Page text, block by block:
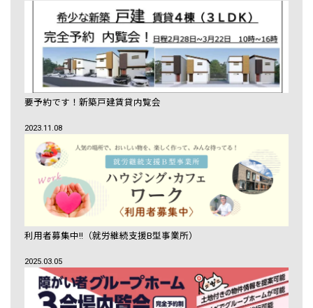
要予約です！新築戸建賃貸内覧会
2023.11.08
利用者募集中!!（就労継続支援B型事業所）
2025.03.05